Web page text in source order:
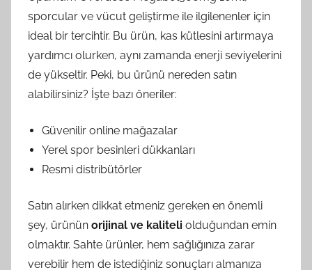
sporcular ve vücut geliştirme ile ilgilenenler için
ideal bir tercihtir. Bu ürün, kas kütlesini artırmaya
yardımcı olurken, aynı zamanda enerji seviyelerini
de yükseltir. Peki, bu ürünü nereden satın
alabilirsiniz? İşte bazı öneriler:
Güvenilir online mağazalar
Yerel spor besinleri dükkanları
Resmi distribütörler
Satın alırken dikkat etmeniz gereken en önemli
şey, ürünün orijinal ve kaliteli olduğundan emin
olmaktır. Sahte ürünler, hem sağlığınıza zarar
verebilir hem de istediğiniz sonuçları almanıza